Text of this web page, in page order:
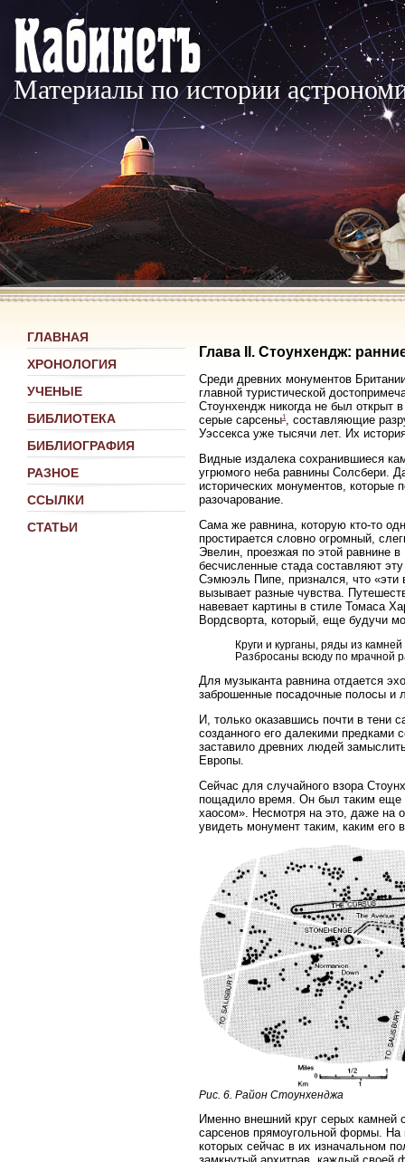
Материалы по истории
ГЛАВНАЯ
ХРОНОЛОГИЯ
УЧЕНЫЕ
БИБЛИОТЕКА
БИБЛИОГРАФИЯ
РАЗНОЕ
ССЫЛКИ
СТАТЬИ
Глава II. Стоунхендж:
Среди древних монументов
главной туристической
Стоунхендж никогда не был
серые сарсены1 , составляющие
Уэссекса уже тысячи лет. Их
Видные издалека сохранившиеся
угрюмого неба равнины Солсбери.
исторических монументов, которые
разочарование.
Сама же равнина, которую кто-то
простирается словно огромный,
Эвелин, проезжая по этой равнине
бесчисленные стада составляют
Сэмюэль Пипе, признался, что
вызывает разные чувства.
навевает картины в стиле Томаса
Вордсворта, который, еще будучи
Круги и курганы, ряды из камней
Разбросаны всюду по мрачной
Для музыканта равнина отдается
заброшенные посадочные полосы и
И, только оказавшись почти в тени
созданного его далекими предками
заставило древних людей
Европы.
Сейчас для случайного взора
пощадило время. Он был таким еще
хаосом». Несмотря на это, даже на
увидеть монумент таким, каким его
Рис. 6. Район Стоунхенджа
Именно внешний круг серых камней
сарсенов прямоугольной формы. На
которых сейчас в их изначальном